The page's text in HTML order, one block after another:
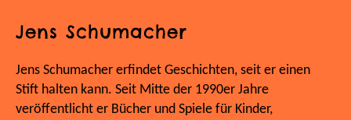
Jens Schumacher
Jens Schumacher erfindet Geschichten, seit er einen
Stift halten kann. Seit Mitte der 1990er Jahre
veröffentlicht er Bücher und Spiele für Kinder,